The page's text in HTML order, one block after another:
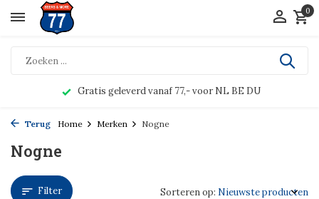
0
Gratis geleverd vanaf 77,- voor NL BE DU
Terug Home Merken Nogne
Nogne
Filter Sorteren op: